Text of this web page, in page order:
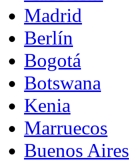
Madrid
Berlín
Bogotá
Botswana
Kenia
Marruecos
Buenos Aires